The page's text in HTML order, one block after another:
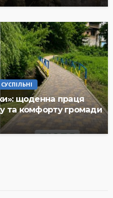
щоденна праця
та комфорту громади